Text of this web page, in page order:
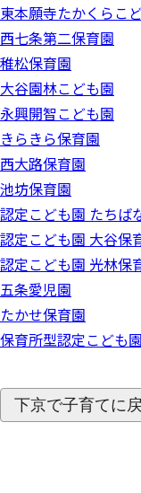
東本願寺たかくらこ
西七条第二保育園
稚松保育園
大谷園林こども園
永興開智こども園
きらきら保育園
西大路保育園
池坊保育園
認定こども園 たちば
認定こども園 大谷保
認定こども園 光林保
五条愛児園
たかせ保育園
保育所型認定こども
下京で子育てに